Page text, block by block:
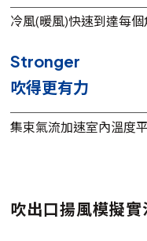
冷風(暖風)快速到達每
Stronger
吹得更有力
集束氣流加速室內溫度
吹出口揚風模擬實